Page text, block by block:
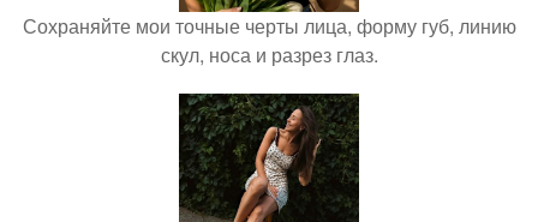
Сохраняйте мои точные черты лица, форму губ, линию
скул, носа и разрез глаз.